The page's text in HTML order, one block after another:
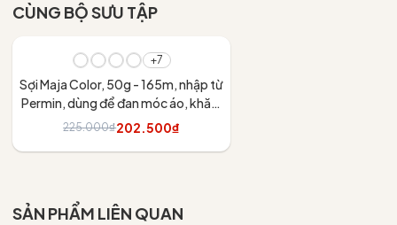
CÙNG BỘ SƯU TẬP
+7
Sợi Maja Color, 50g - 165m, nhập từ
Permin, dùng để đan móc áo, khăn,
váy
225.000₫202.500₫
SẢN PHẨM LIÊN QUAN